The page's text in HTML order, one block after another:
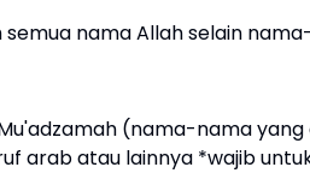
nama Allah selain
(nama-nama
arab atau lainnya *wajib